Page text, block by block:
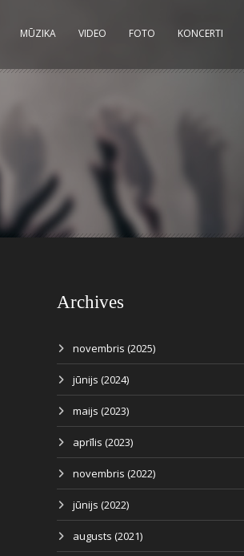
MŪZIKA VIDEO FOTO KONCERTI
Archives
novembris (2025)
jūnijs (2024)
maijs (2023)
aprīlis (2023)
novembris (2022)
jūnijs (2022)
augusts (2021)